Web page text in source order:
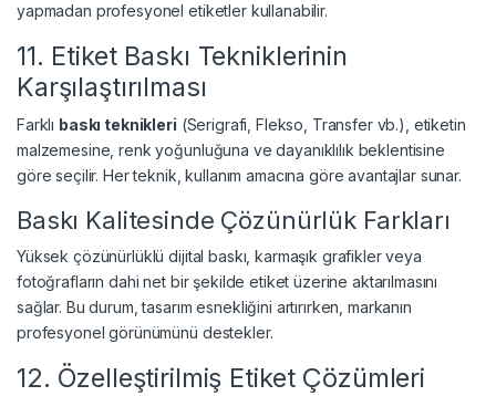
yapmadan profesyonel etiketler kullanabilir.
11. Etiket Baskı Tekniklerinin
Karşılaştırılması
Farklı baskı teknikleri (Serigrafi, Flekso, Transfer vb.), etiketin
malzemesine, renk yoğunluğuna ve dayanıklılık beklentisine
göre seçilir. Her teknik, kullanım amacına göre avantajlar sunar.
Baskı Kalitesinde Çözünürlük Farkları
Yüksek çözünürlüklü dijital baskı, karmaşık grafikler veya
fotoğrafların dahi net bir şekilde etiket üzerine aktarılmasını
sağlar. Bu durum, tasarım esnekliğini artırırken, markanın
profesyonel görünümünü destekler.
12. Özelleştirilmiş Etiket Çözümleri